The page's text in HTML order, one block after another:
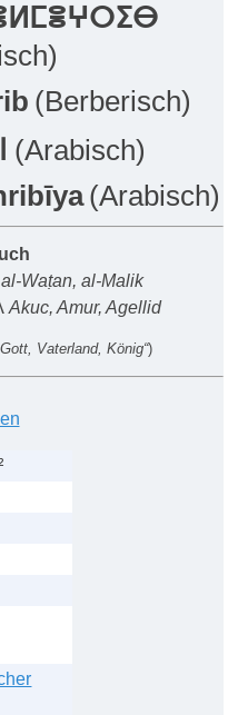
(Berberisch)
لمملكة المغربية (Arabisch)
(Arabisch)
Waṭan, al-Malik
Akuc, Amur, Agellid
Gott, Vaterland, König“)